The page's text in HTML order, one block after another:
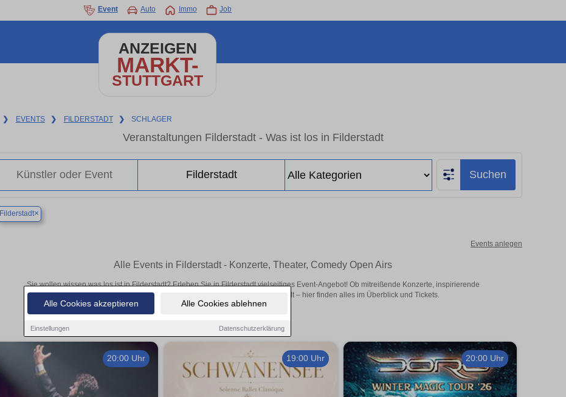
Alle Cookies akzeptieren Alle Cookies ablehnen
Einstellungen Datenschutzerklärung
Event Auto Immo Job
ANZEIGEN
MARKT-
STUTTGART
❯ EVENTS ❯ FILDERSTADT ❯ SCHLAGER
Veranstaltungen Filderstadt - Was ist los in Filderstadt
Suchen
Filderstadt×
Events anlegen
Alle Events in Filderstadt - Konzerte, Theater, Comedy Open Airs
Sie wollen wissen was los ist in Filderstadt? Erleben Sie in Filderstadt vielseitiges Event-Angebot! Ob mitreißende Konzerte, inspirierende
Theateraufführungen oder aufregende Veranstaltungen in Filderstadt – hier finden alles im Überblick und Tickets.
20:00 Uhr 19:00 Uhr 20:00 Uhr